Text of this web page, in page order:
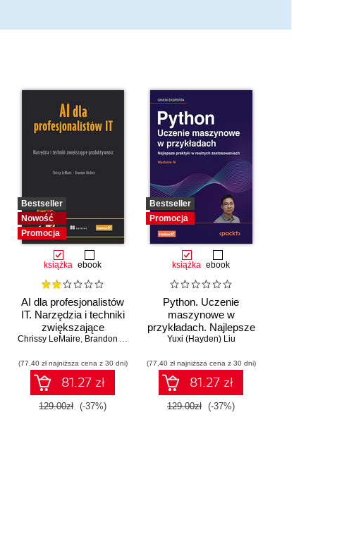
Bestseller
Nowość
Promocja
książka ebook
AI dla profesjonalistów
IT. Narzędzia i techniki
zwiększające
produktywność
Chrissy LeMaire, Brandon Abshire
(77,40 zł najniższa cena z 30 dni)
81.27 zł
129.00zł (-37%)
Bestseller
Promocja
książka ebook
Python. Uczenie
maszynowe w
przykładach. Najlepsze
praktyki w realnych
Wydanie IV
Yuxi (Hayden) Liu
(77,40 zł najniższa cena z 30 dni)
81.27 zł
129.00zł (-37%)